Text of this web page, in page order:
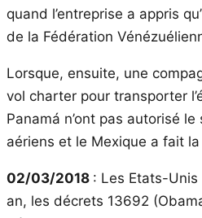
quand l’entreprise a appris
de la Fédération
Lorsque, ensuite, une
vol charter pour transporter
Panamá n’ont pas autorisé
aériens et le Mexique a fait
02/03/2018 : Les Etats-
an, les décrets 13692